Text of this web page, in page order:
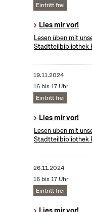
Eintritt frei
Lies mir vor!
Lesen üben mit
Stadtteilbibliothek
19.11.2024
16 bis 17 Uhr
Eintritt frei
Lies mir vor!
Lesen üben mit
Stadtteilbibliothek
26.11.2024
16 bis 17 Uhr
Eintritt frei